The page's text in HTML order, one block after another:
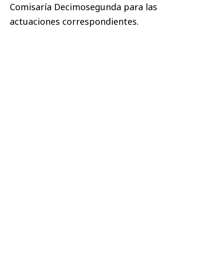
Comisaría Decimosegunda para las
actuaciones correspondientes.